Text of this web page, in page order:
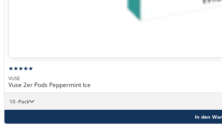
VUSE
Vuse 2er Pods Peppermint Ice
10 -Pack
In den